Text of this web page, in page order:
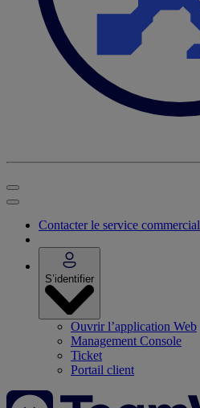
Contacter le service commercial
S’identifier
Ouvrir l’application Web
Management Console
Ticket
Portail client